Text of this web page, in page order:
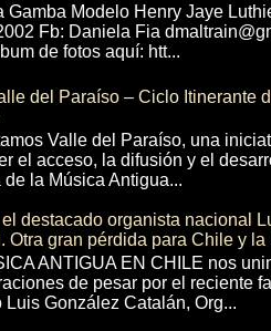
Gamba Modelo Henry Jaye
Fb: Daniela Fia
de fotos aquí: htt...
del Paraíso – Ciclo Itinerante
Valle del Paraíso, una
el acceso, la difusión y el
de la Música Antigua...
destacado organista nacional
Otra gran pérdida para Chile y la
ANTIGUA EN CHILE nos
de pesar por el reciente
Luis González Catalán, Org...